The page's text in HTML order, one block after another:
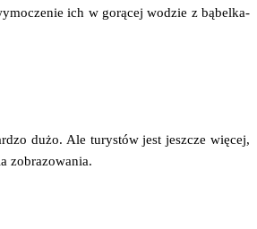
ich w gorą­cej wodzie z bąbel­ka­
dużo. Ale tury­stów jest jesz­cze wię­cej,
zobrazowania.